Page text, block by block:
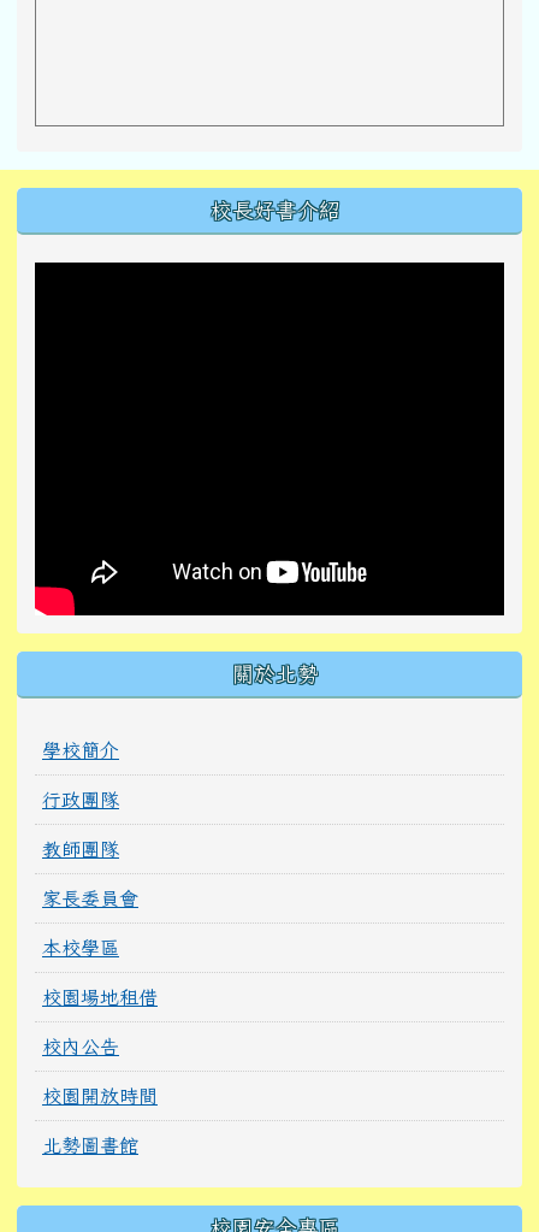
校長好書介紹
關於北勢
學校簡介
行政團隊
教師團隊
家長委員會
本校學區
校園場地租借
校內公告
校園開放時間
北勢圖書館
校園安全專區